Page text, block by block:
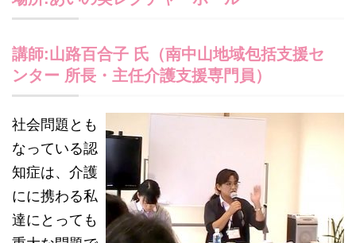
講師:山路百合子 氏（南中山地域包括支援セ
ンター 所長・主任介護支援専門員）
社会問題とも
なっている認
知症は、介護
にに携わる私
達にとっても